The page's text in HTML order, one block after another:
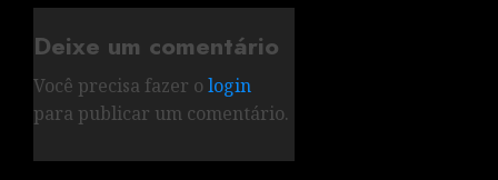
Deixe um comentário
Você precisa fazer o login
para publicar um comentário.